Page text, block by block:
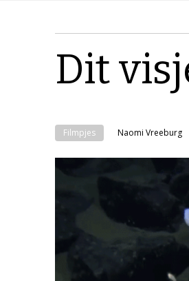
Dit
Filmpjes Naomi Vreeburg